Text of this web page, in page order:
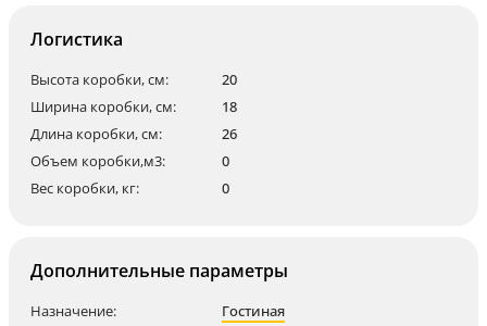
Логистика
Высота коробки, см:
20
Ширина коробки, см:
18
Длина коробки, см:
26
Объем коробки,м3:
0
Вес коробки, кг:
0
Дополнительные параметры
Назначение:
Гостиная